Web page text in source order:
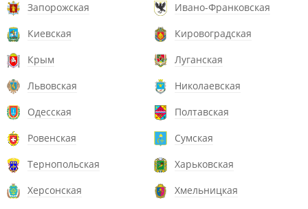
Запорожская
Ивано-Франковская
Киевская
Кировоградская
Крым
Луганская
Львовская
Николаевская
Одесская
Полтавская
Ровенская
Сумская
Тернопольская
Харьковская
Херсонская
Хмельницкая